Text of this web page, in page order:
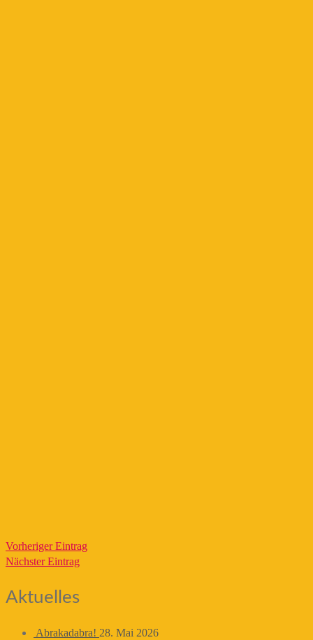
Vorheriger Eintrag
Nächster Eintrag
Aktuelles
Abrakadabra! 28. Mai 2026